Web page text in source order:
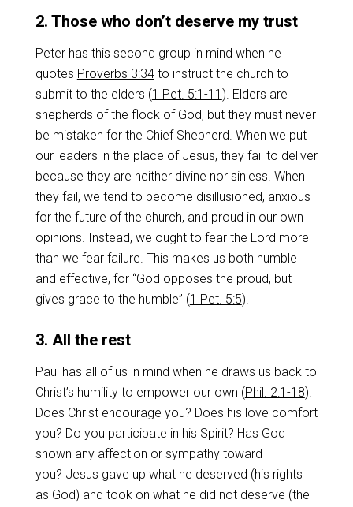
2. Those who don’t deserve my trust
Peter has this second group in mind when he
quotes Proverbs 3:34to instruct the church to
submit to the elders (1 Pet. 5:1-11 ). Elders are
shepherds of the flock of God, but they must never
be mistaken for the Chief Shepherd. When we put
our leaders in the place of Jesus, they fail to deliver
because they are neither divine nor sinless. When
they fail, we tend to become disillusioned, anxious
for the future of the church, and proud in our own
opinions. Instead, we ought to fear the Lord more
than we fear failure. This makes us both humble
and effective, for “God opposes the proud, but
gives grace to the humble” (1 Pet. 5:5).
3. All the rest
Paul has all of us in mind when he draws us back to
Christ’s humility to empower our own (Phil. 2:1-18).
Does Christ encourage you? Does his love comfort
you? Do you participate in his Spirit? Has God
shown any affection or sympathy toward
you? Jesus gave up what he deserved (his rights
as God) and took on what he did not deserve (the